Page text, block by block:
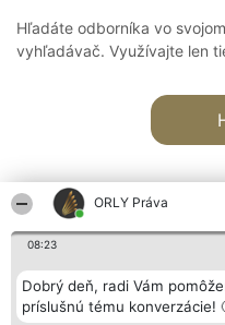
ORLY Práva
08:23
Dobrý deň, radi Vám
príslušnú tému konverzácie!
Hľadáte odborníka vo
vyhľadávač. Využívajte len
Organizátor hodnotenia
Bright Side Solutions sp. z o.
o. sp. k.